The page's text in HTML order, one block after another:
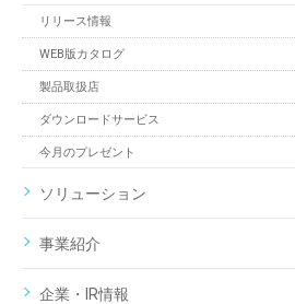
リリース情報
WEB版カタログ
製品取扱店
ダウンロードサービス
今月のプレゼント
ソリューション
事業紹介
企業・IR情報